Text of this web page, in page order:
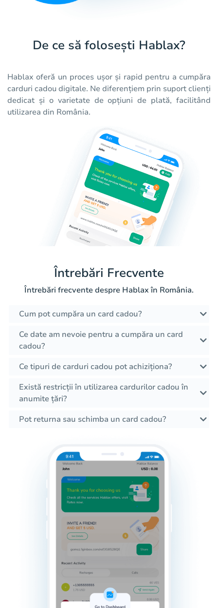
De ce să folosești Hablax?
Hablax oferă un proces ușor și rapid pentru a cumpăra
carduri cadou digitale. Ne diferențiem prin suport clienți
dedicat și o varietate de opțiuni de plată, facilitând
utilizarea din România.
Întrebări Frecvente
Întrebări frecvente despre Hablax în România.
Cum pot cumpăra un card cadou?
Ce date am nevoie pentru a cumpăra un card
cadou?
Ce tipuri de carduri cadou pot achiziționa?
Există restricții în utilizarea cardurilor cadou în
anumite țări?
Pot returna sau schimba un card cadou?